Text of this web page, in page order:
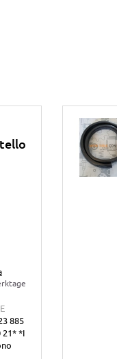
885
21* *I